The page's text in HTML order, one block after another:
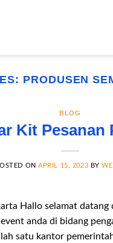
PRODUSEN
BLOG
Kit Pesanan
ONAPRIL 15, 2023 BY
Hallo selamat
anda di bidang
satu kantor